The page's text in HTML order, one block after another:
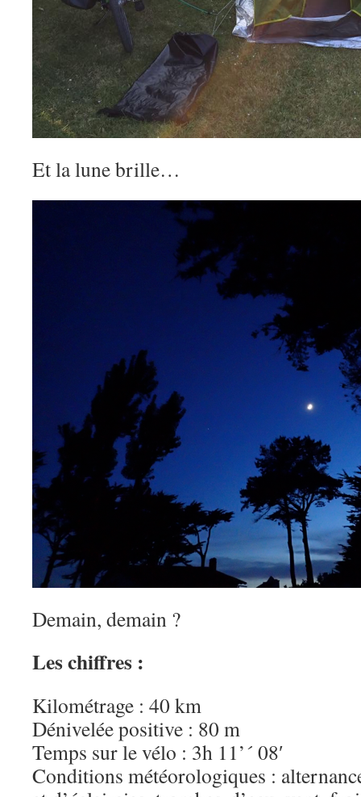
Et la lune brille…
Demain, demain ?
Les chiffres :
Kilométrage : 40 km
Dénivelée positive : 80 m
Temps sur le vélo : 3h 11’´ 08′
Conditions météorologiques :